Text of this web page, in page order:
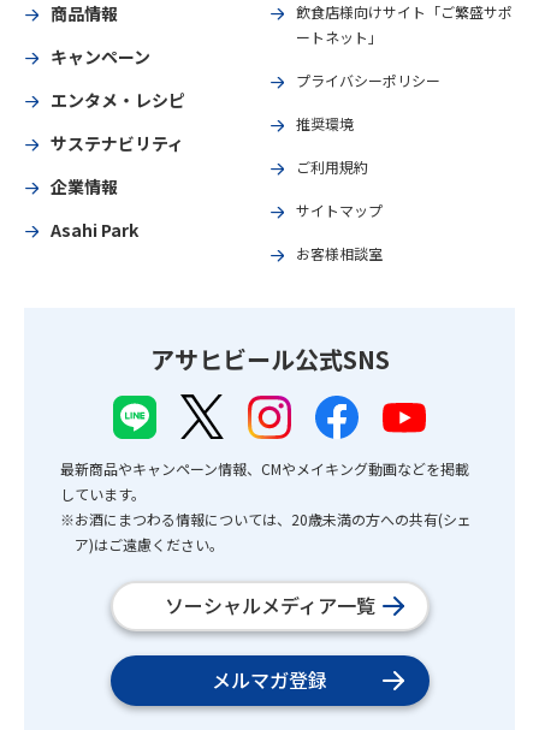
商品情報
キャンペーン
エンタメ・レシピ
サステナビリティ
企業情報
Asahi Park
飲食店様向けサイト「ご繁盛サポ
ートネット」
プライバシーポリシー
推奨環境
ご利用規約
サイトマップ
お客様相談室
アサヒビール公式SNS
最新商品やキャンペーン情報、CMやメイキング動画などを掲載
しています。
※お酒にまつわる情報については、20歳未満の方への共有(シェ
ア)はご遠慮ください。
ソーシャルメディア一覧
メルマガ登録